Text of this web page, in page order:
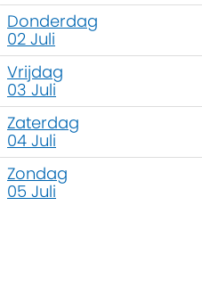
Donderdag
02 Juli
Vrijdag
03 Juli
Zaterdag
04 Juli
Zondag
05 Juli